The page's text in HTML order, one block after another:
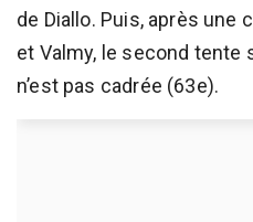
de Diallo. Puis, après une
et Valmy, le second tente
n’est pas cadrée (63e).